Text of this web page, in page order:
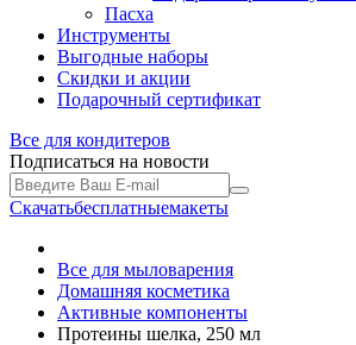
Пасха
Инструменты
Выгодные наборы
Скидки и акции
Подарочный сертификат
Все для кондитеров
Подписаться на новости
Скачатьбесплатныемакеты
Все для мыловарения
Домашняя косметика
Активные компоненты
Протеины шелка, 250 мл